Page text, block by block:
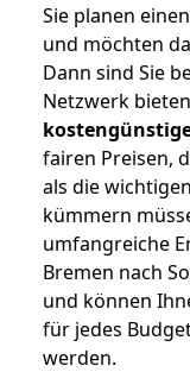
Sie planen
und möchten
Dann sind Sie
Netzwerk
fairen Preisen,
als die
kümmern
umfangreiche
Bremen nach
und können
für jedes
werden.